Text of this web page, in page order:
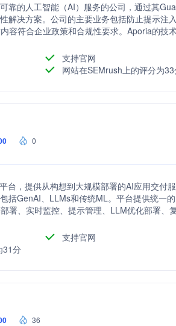
靠的人工智能（AI）服务的公司，通过其
解决方案。公司的主要业务包括防止提示注
容符合企业政策和合规性要求。Aporia的技
支持官网
网站在SEMrush上的评分为
0
台，提供从构想到大规模部署的AI应用交付
括GenAI、LLMs和传统ML。平台提供统一
署、实时监控、提示管理、LLM优化部署、
支持官网
31分
36